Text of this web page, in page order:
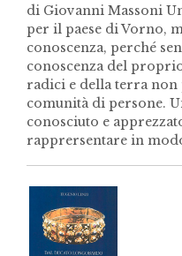
di Giovanni Massoni
per il paese di Vorno,
conoscenza, perché
conoscenza del
radici e della terra non
comunità di persone.
conosciuto e
rapprersentare in